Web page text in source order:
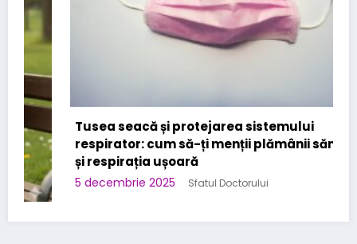
Tusea seacă și protejarea sistemului
respirator: cum să-ți menții plămânii sănătoși
și respirația ușoară
5 decembrie 2025 Sfatul Doctorului